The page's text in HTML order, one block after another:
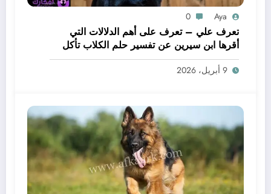
Aya
0
تعرف علي – تعرف على أهم الدلالات التي
أقرها ابن سيرين عن تفسير حلم الكلاب تأكل
لحم – بالتفصيل
9 أبريل، 2026